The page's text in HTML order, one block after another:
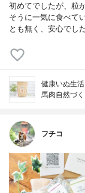
初めてでしたが、粒
そうに一気に食べて
とも無く、安心でし
健康いぬ生
馬肉自然づ
フチコ